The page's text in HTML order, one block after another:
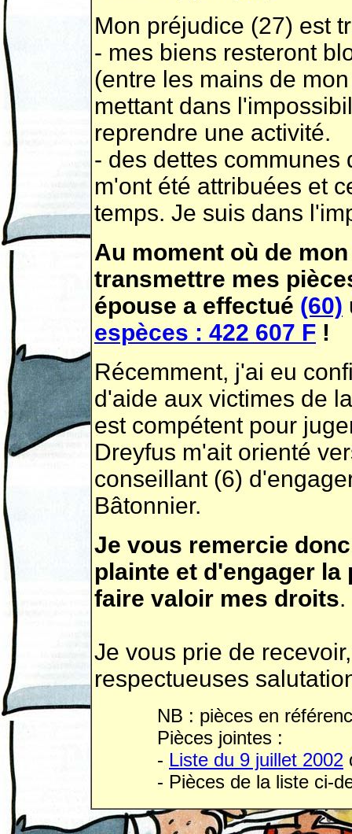
Mon préjudice (27) est
- mes biens resteront
(entre les mains de
mettant dans
reprendre une activité.
- des dettes communes
m'ont été attribuées et
temps. Je suis dans
Au moment où de
transmettre mes
épouse a effectué (60)
espèces : 422 607 F !
Récemment, j'ai eu
d'aide aux victimes de
est compétent pour
Dreyfus m'ait orienté
conseillant (6)
Bâtonnier.
Je vous remercie
plainte et d'engager
faire valoir mes droits.
Je vous prie de
respectueuses
NB : pièces en
Pièces jointes :
- Liste du 9 juillet 2002
- Pièces de la liste ci-